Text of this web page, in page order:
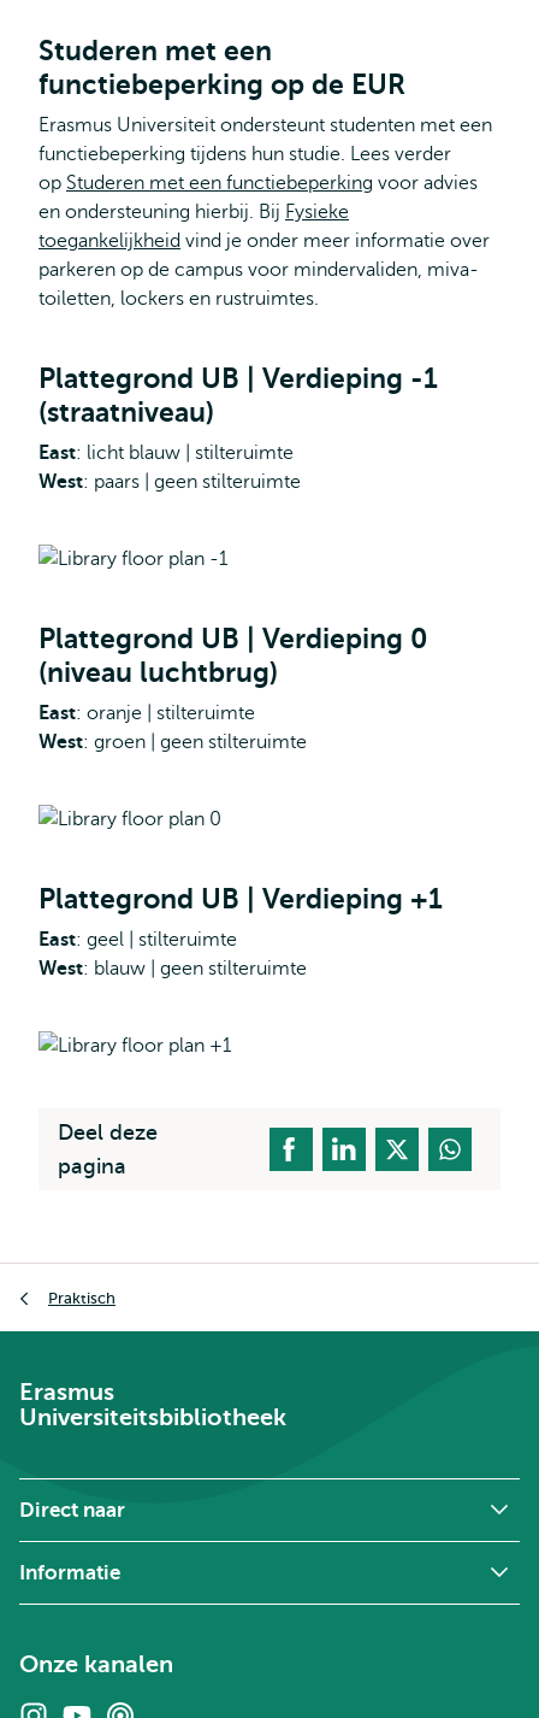
Studeren met een
functiebeperking op de EUR
Erasmus Universiteit ondersteunt studenten met een
functiebeperking tijdens hun studie. Lees verder
op Studeren met een functiebeperking voor advies
en ondersteuning hierbij. Bij Fysieke
toegankelijkheid vind je onder meer informatie over
parkeren op de campus voor mindervaliden, miva-
toiletten, lockers en rustruimtes.
Plattegrond UB | Verdieping -1
(straatniveau)
East: licht blauw | stilteruimte
West: paars | geen stilteruimte
Plattegrond UB | Verdieping 0
(niveau luchtbrug)
East: oranje | stilteruimte
West: groen | geen stilteruimte
Plattegrond UB | Verdieping +1
East: geel | stilteruimte
West: blauw | geen stilteruimte
Deel deze
pagina
Praktisch
Erasmus
Universiteitsbibliotheek
Direct naar
Informatie
Onze kanalen